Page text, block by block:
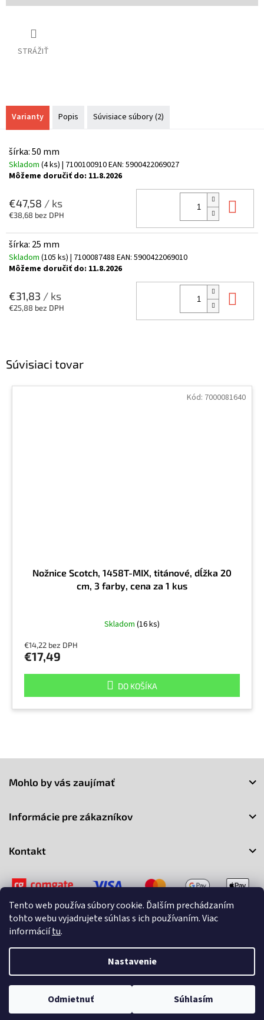
Tento web používa súbory cookie. Ďalším prechádzaním
tohto webu vyjadrujete súhlas s ich používaním. Viac
informáciítu.
Nastavenie
Odmietnuť Súhlasím
STRÁŽIŤ
Súvisiaci tovar
Nožnice Scotch, 1458T-MIX, titánové, dĺžka 20
cm, 3 farby, cena za 1 kus
Skladom (16 ks)
€14,22 bez DPH
€17,49
DO KOŠÍKA
Kód: 7000081640
Varianty Popis Súvisiace súbory (2)
šírka: 50 mm
Skladom (4 ks) | 7100100910EAN: 5900422069027
Môžeme doručiť do: 11.8.2026
€47,58 / ks
€38,68 bez DPH
šírka: 25 mm
Skladom (105 ks) | 7100087488 EAN: 5900422069010
Môžeme doručiť do: 11.8.2026
€31,83 / ks
€25,88 bez DPH
Mohlo by vás zaujímať
Informácie pre zákazníkov
Kontakt
Vytvoril Shoptet
Copyright 2026